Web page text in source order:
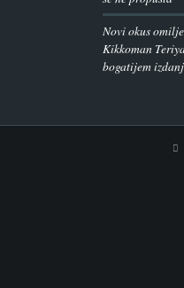
Novi okus
Kikkoman
bogatijem